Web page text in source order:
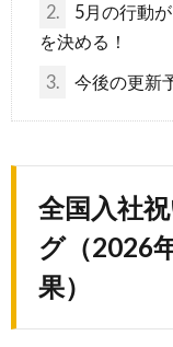
2.
5月の行動
を決める！
3.
今後の更新
全国入社
グ（2026
果）